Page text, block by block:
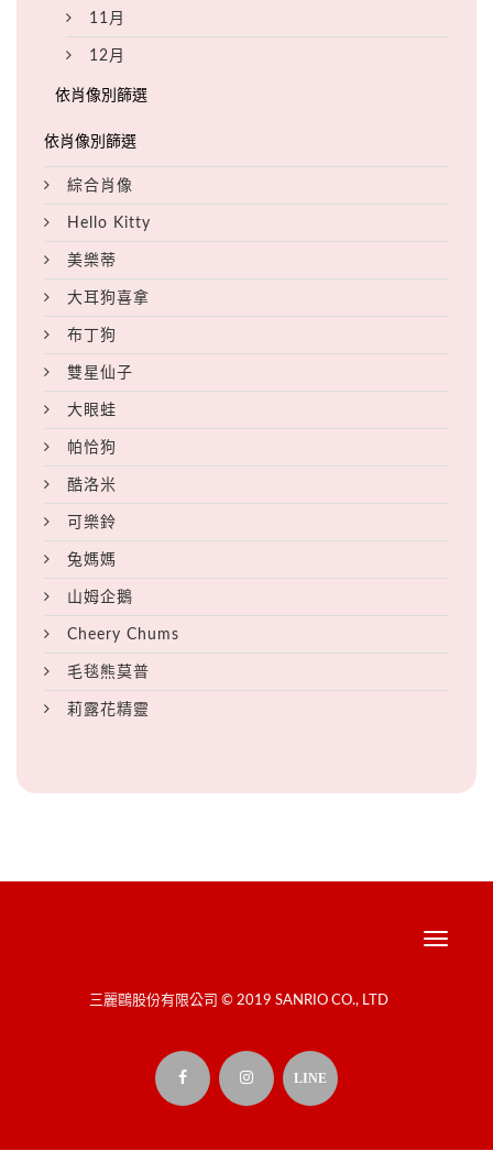
11月
12月
綜合肖像
Hello Kitty
美樂蒂
大耳狗喜拿
布丁狗
雙星仙子
大眼蛙
帕恰狗
酷洛米
可樂鈴
兔媽媽
山姆企鵝
Cheery Chums
毛毯熊莫普
莉露花精靈
Toggle
三麗鷗股份有限公司 © 2019 SANRIO CO., LTD